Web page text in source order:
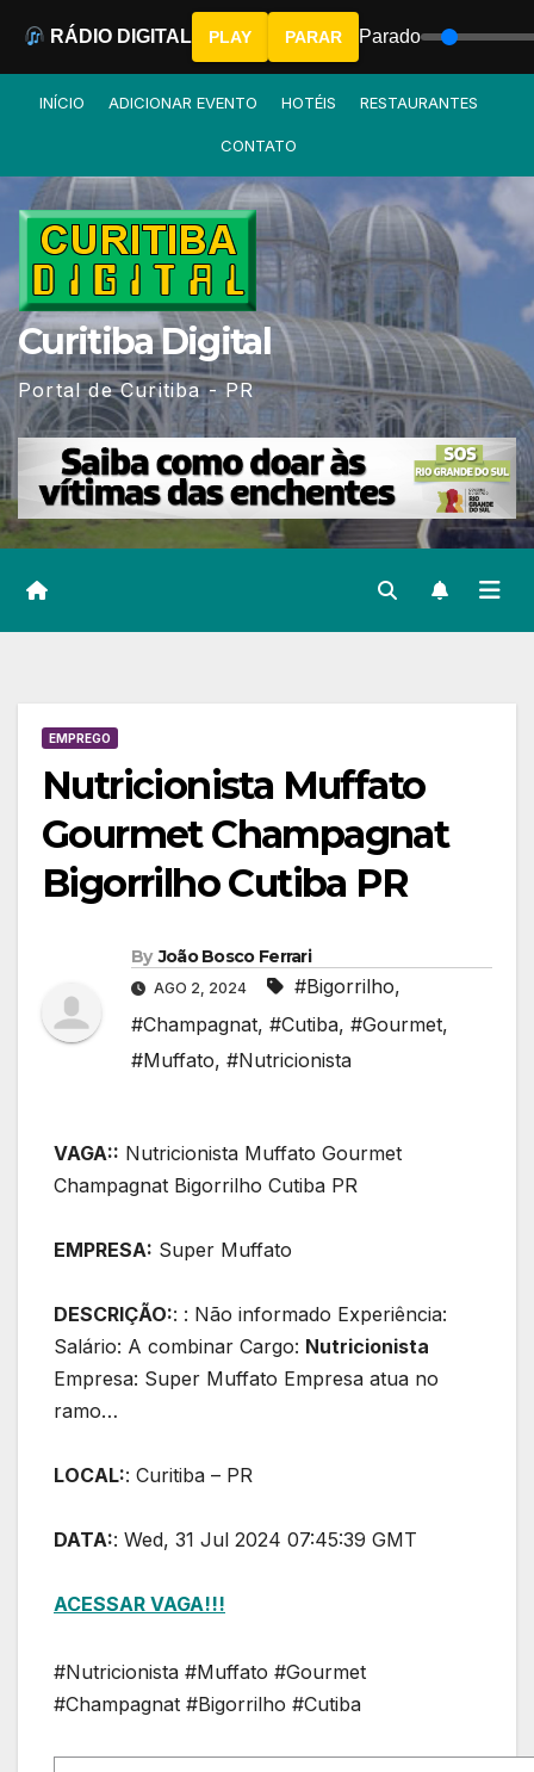
INÍCIO ADICIONAR EVENTO HOTÉIS RESTAURANTES
CONTATO
Curitiba Digital
Portal de Curitiba - PR
EMPREGO
Nutricionista Muffato
Gourmet Champagnat
Bigorrilho Cutiba PR
By João Bosco Ferrari
AGO 2, 2024 #Bigorrilho,
#Champagnat, #Cutiba, #Gourmet,
#Muffato, #Nutricionista
VAGA:: Nutricionista Muffato Gourmet
Champagnat Bigorrilho Cutiba PR
EMPRESA: Super Muffato
DESCRIÇÃO:: : Não informado Experiência:
Salário: A combinar Cargo: Nutricionista
Empresa: Super Muffato Empresa atua no
ramo…
LOCAL:: Curitiba – PR
DATA:: Wed, 31 Jul 2024 07:45:39 GMT
ACESSAR VAGA!!!
#Nutricionista #Muffato #Gourmet
#Champagnat #Bigorrilho #Cutiba
RÁDIO DIGITAL PLAY PARAR Parado